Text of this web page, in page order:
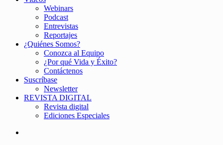
Webinars
Podcast
Entrevistas
Reportajes
¿Quiénes Somos?
Conozca al Equipo
¿Por qué Vida y Éxito?
Contáctenos
Suscríbase
Newsletter
REVISTA DIGITAL
Revista digital
Ediciones Especiales